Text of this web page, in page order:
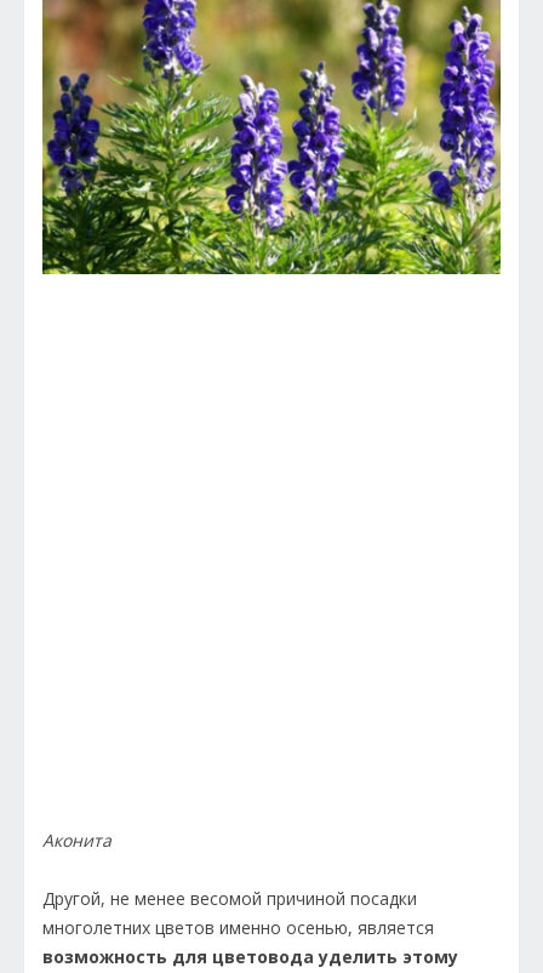
Аконита
Другой, не менее весомой причиной посадки
многолетних цветов именно осенью, является
возможность для цветовода уделить этому